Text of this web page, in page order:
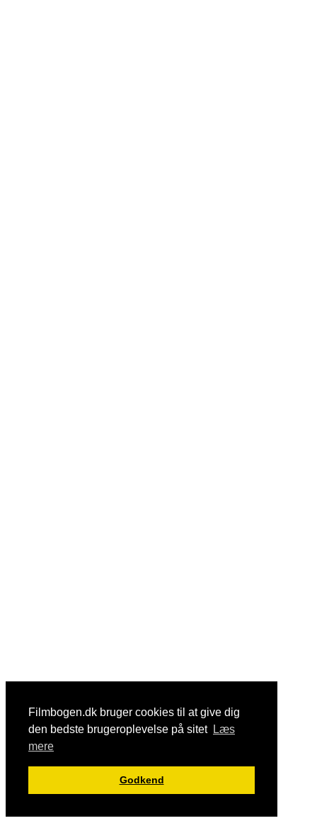
Filmbogen.dk bruger cookies til at give dig
den bedste brugeroplevelse på sitet Læs
mere
Godkend